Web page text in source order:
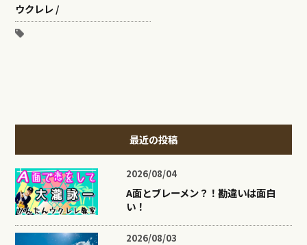
ウクレレ /
最近の投稿
2026/08/04
A面とブレーメン？！勘違いは面白
い！
2026/08/03